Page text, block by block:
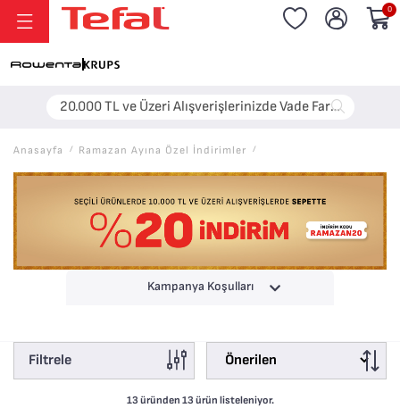
20.000 TL ve Üzeri Alışverişlerinizde Vade Farksız 6 Taksit!
0
Anasayfa / Ramazan Ayına Özel İndirimler /
Kampanya Koşulları
Filtrele
13 üründen 13 ürün listeleniyor.